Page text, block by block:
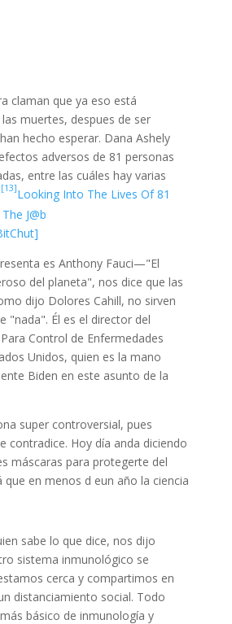
claman que ya eso está
muertes, despues de ser
hecho esperar. Dana Ashely
adversos de 81 personas
entre las cuáles hay varias
[13]Looking Into The Lives Of 81
J@b
es Anthony Fauci—"El
del planeta", nos dice que las
dijo Dolores Cahill, no sirven
"nada". Él es el director del
Control de Enfermedades
Unidos, quien es la mano
Biden en este asunto de la
super controversial, pues
contradice. Hoy día anda diciendo
máscaras para protegerte del
que en menos d eun año la ciencia
sabe lo que dice, nos dijo
sistema inmunológico se
cerca y compartimos en
distanciamiento social. Todo
básico de inmunología y